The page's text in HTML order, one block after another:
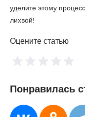
уделите этому
лихвой!
Оцените статью
Понравилась